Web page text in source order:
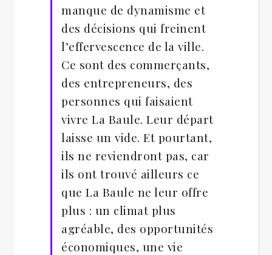
manque de dynamisme et
des décisions qui freinent
l’effervescence de la ville.
Ce sont des commerçants,
des entrepreneurs, des
personnes qui faisaient
vivre La Baule. Leur départ
laisse un vide. Et pourtant,
ils ne reviendront pas, car
ils ont trouvé ailleurs ce
que La Baule ne leur offre
plus : un climat plus
agréable, des opportunités
économiques, une vie